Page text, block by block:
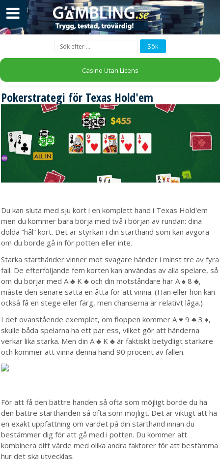
Casino Utan Licens
Pokerstrategi för Texas Hold'em
Du kan sluta med sju kort i en komplett hand i Texas Hold'em
men du kommer bara börja med två i början av rundan: dina
dolda ”hål” kort. Det är styrkan i din starthand som kan avgöra
om du borde gå in för potten eller inte.
Starka starthänder vinner mot svagare händer i minst tre av fyra
fall. De efterföljande fem korten kan användas av alla spelare, så
om du börjar med A ♣ K ♣ och din motståndare har A ♠ 8 ♣,
måste den senare sätta en åtta för att vinna. (Han eller hon kan
också få en stege eller färg, men chanserna är relativt låga.)
I det ovanstående exemplet, om floppen kommer A ♥ 9 ♣ 3 ♦,
skulle båda spelarna ha ett par ess, vilket gör att händerna
verkar lika starka. Men din A ♣ K ♣ är faktiskt betydligt starkare
och kommer att vinna denna hand 90 procent av fallen.
För att få den bättre handen så ofta som möjligt borde du ha
den bättre starthanden så ofta som möjligt. Det är viktigt att ha
en exakt uppfattning om värdet på din starthand innan du
bestämmer dig för att gå med i potten. Du kommer att
kombinera ditt värde med olika andra faktorer för att bestämma
hur det ska utvecklas.